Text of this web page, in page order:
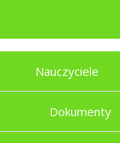
Nauczyciele
Dokumenty